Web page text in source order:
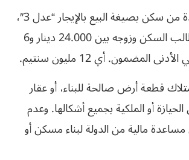
ويشترط للاستفادة من سكن بصيغة البيع بالإيجار “عدل 3″،
أن يتراوح دخل طالب السكن وزوجه بين 24.000 دينار و6
المضمون. أي 12 مليون سنتيم.
قطعة أرض صالحة للبناء، أو عقار
أو الملكية بجميع أشكالها. وعدم
مالية من الدولة لبناء مسكن أو